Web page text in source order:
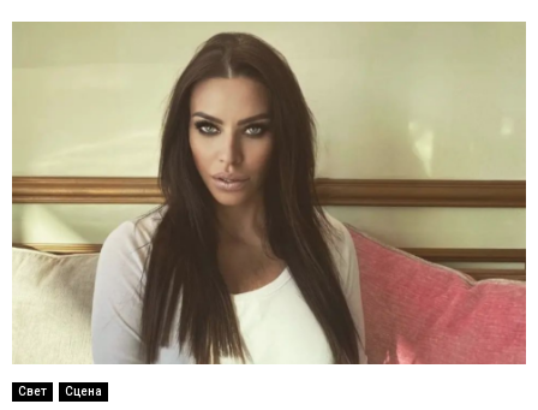
Свет Сцена